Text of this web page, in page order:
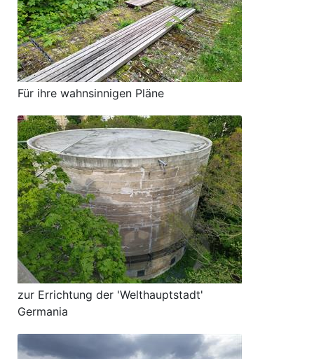
Für ihre wahnsinnigen Pläne
zur Errichtung der 'Welthauptstadt'
Germania